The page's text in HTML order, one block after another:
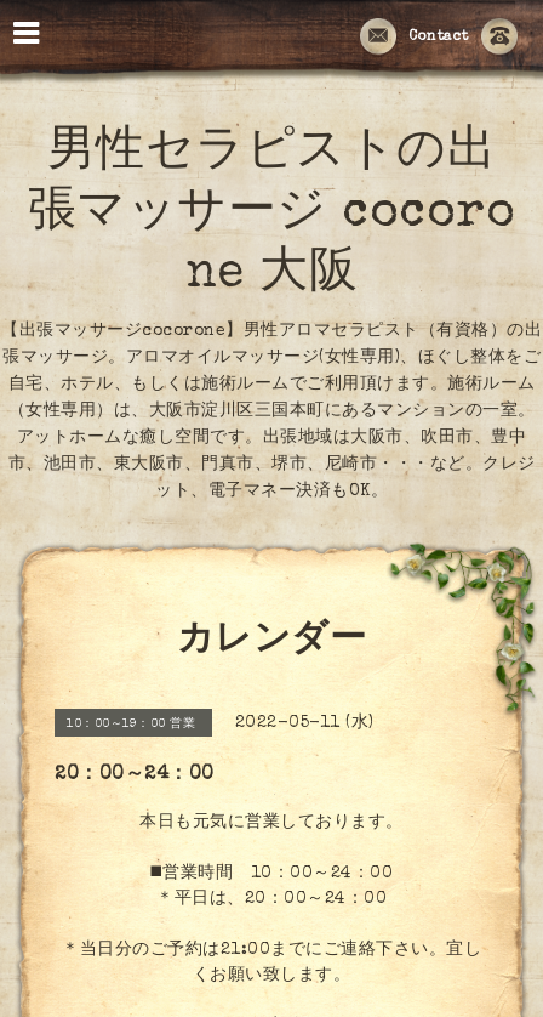
Contact
男性セラピストの出
張マッサージ cocoro
ne 大阪
【出張マッサージcocorone】男性アロマセラピスト（有資格）の出
張マッサージ。アロマオイルマッサージ(女性専用)、ほぐし整体をご
自宅、ホテル、もしくは施術ルームでご利用頂けます。施術ルーム
（女性専用）は、大阪市淀川区三国本町にあるマンションの一室。
アットホームな癒し空間です。出張地域は大阪市、吹田市、豊中
市、池田市、東大阪市、門真市、堺市、尼崎市・・・など。クレジ
ット、電子マネー決済もOK。
カレンダー
10：00～19：00 営業 2022-05-11 (水)
20：00～24：00
本日も元気に営業しております。
◼️営業時間 10：00～24：00
＊平日は、20：00～24：00
＊当日分のご予約は21:00までにご連絡下さい。宜し
くお願い致します。